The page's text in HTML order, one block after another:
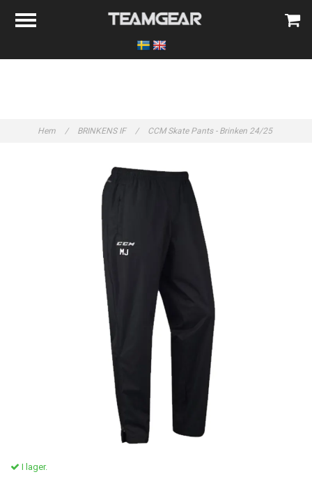
Hem / BRINKENS IF / CCM Skate Pants - Brinken 24/25
I lager.